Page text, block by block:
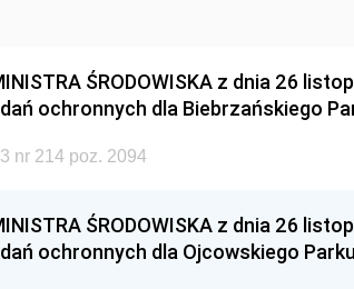
ŚRODOWISKA z dnia 26
ochronnych dla Biebrzańskiego
nr 214 poz. 2094
ŚRODOWISKA z dnia 26
ochronnych dla Ojcowskiego